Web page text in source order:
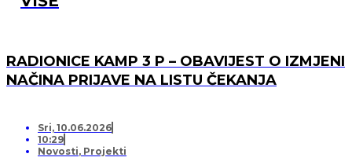
RADIONICE KAMP 3 P – OBAVIJEST O IZMJENI
NAČINA PRIJAVE NA LISTU ČEKANJA
Sri, 10.06.2026
10:29
Novosti, Projekti